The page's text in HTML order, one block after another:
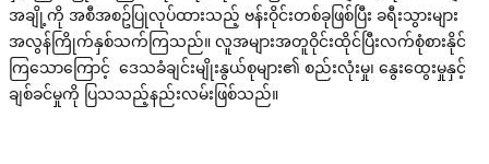
အချို့ကို အစီအစဥ်ပြုလုပ်ထားသည့် ဗန်းဝိုင်းတစ်ခုဖြစ်ပြီး ခရီးသွားများ
အလွန်ကြိုက်နှစ်သက်ကြသည်။ လူအများအတူဝိုင်းထိုင်ပြီးလက်စုံစားနိုင်
ကြသောကြောင့် ဒေသခံချင်းမျိုးနွယ်စုများ၏ စည်းလုံးမှု၊ နွေးထွေးမှုနှင့်
ချစ်ခင်မှုကို ပြသသည့်နည်းလမ်းဖြစ်သည်။